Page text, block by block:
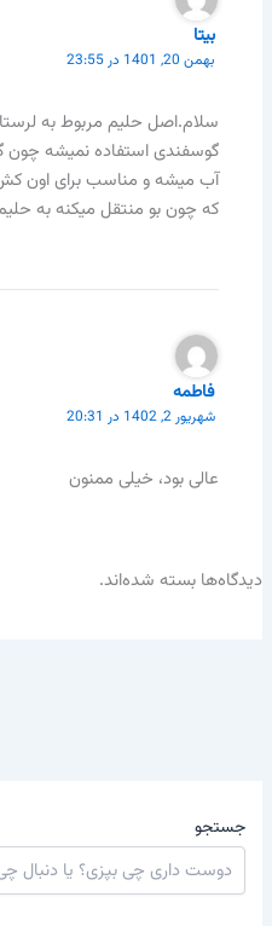
بیتا
بهمن 20, 1401 در 23:55
سلام.اصل حلیم مربوط به
گوسفندی استفاده نمیشه
آب میشه و مناسب برای اون
که چون بو منتقل میکنه به
فاطمه
شهریور 2, 1402 در 20:31
عالی بود، خیلی ممنون
دیدگاه‌ها بسته شده‌اند.
جستجو